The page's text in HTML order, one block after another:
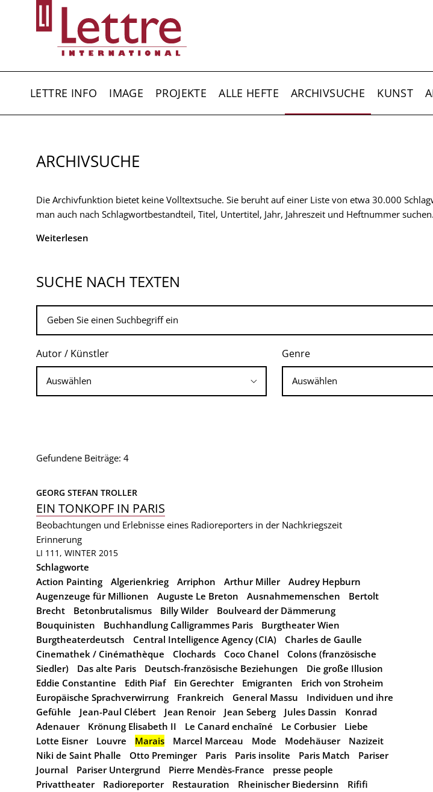
LETTRE INFO IMAGE PROJEKTE ALLE HEFTE ARCHIVSUCHE KUNST
ARCHIVSUCHE
Die Archivfunktion bietet keine Volltextsuche. Sie beruht auf einer Liste von etwa 30.000
man auch nach Schlagwortbestandteil, Titel, Untertitel, Jahr, Jahreszeit und Heftnummer suchen.
Weiterlesen
SUCHE NACH TEXTEN
Autor / Künstler Genre
Gefundene Beiträge: 4
GEORG STEFAN TROLLER
EIN TONKOPF IN PARIS
Beobachtungen und Erlebnisse eines Radioreporters in der Nachkriegszeit
Erinnerung
LI 111, WINTER 2015
Schlagworte
Action Painting
Algerienkrieg Arriphon Arthur Miller
Audrey Hepburn
Augenzeuge für Millionen
Auguste Le Breton Ausnahmemenschen
Bertolt
Brecht
Betonbrutalismus Billy Wilder
Boulveard der Dämmerung
Bouquinisten
Buchhandlung Calligrammes Paris
Burgtheater Wien
Burgtheaterdeutsch
Central Intelligence Agency (CIA)
Charles de Gaulle
Cinemathek / Cinémathèque
Clochards Coco Chanel
Colons (französische
Siedler)
Das alte Paris Deutsch-französische Beziehungen
Die große Illusion
Eddie Constantine
Edith Piaf Ein Gerechter Emigranten
Erich von Stroheim
Europäische Sprachverwirrung
Frankreich General Massu
Individuen und ihre
Gefühle
Jean-Paul Clébert Jean Renoir Jean Seberg Jules Dassin
Konrad
Adenauer
Krönung Elisabeth II Le Canard enchaîné Le Corbusier
Liebe
Lotte Eisner
Louvre Marais Marcel Marceau Mode Modehäuser
Nazizeit
Niki de Saint Phalle
Otto Preminger Paris Paris insolite Paris Match
Pariser
Journal
Pariser Untergrund Pierre Mendès-France
presse people
Privattheater
Radioreporter Restauration Rheinischer Biedersinn
Rififi